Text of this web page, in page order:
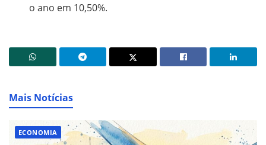
o ano em 10,50%.
Mais Notícias
ECONOMIA